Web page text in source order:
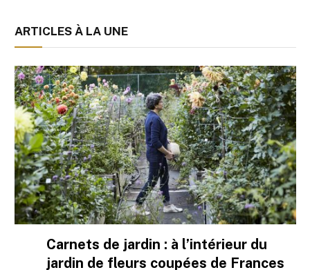
ARTICLES À LA UNE
Carnets de jardin : à l’intérieur du
jardin de fleurs coupées de Frances